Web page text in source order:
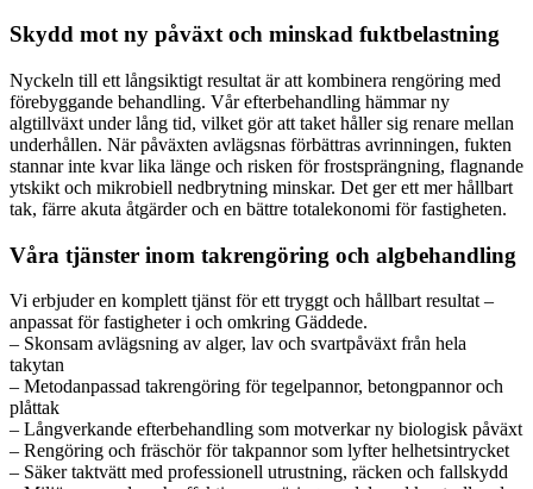
Skydd mot ny påväxt och minskad fuktbelastning
Nyckeln till ett långsiktigt resultat är att kombinera rengöring med
förebyggande behandling. Vår efterbehandling hämmar ny
algtillväxt under lång tid, vilket gör att taket håller sig renare mellan
underhållen. När påväxten avlägsnas förbättras avrinningen, fukten
stannar inte kvar lika länge och risken för frostsprängning, flagnande
ytskikt och mikrobiell nedbrytning minskar. Det ger ett mer hållbart
tak, färre akuta åtgärder och en bättre totalekonomi för fastigheten.
Våra tjänster inom takrengöring och algbehandling
Vi erbjuder en komplett tjänst för ett tryggt och hållbart resultat –
anpassat för fastigheter i och omkring Gäddede.
– Skonsam avlägsning av alger, lav och svartpåväxt från hela
takytan
– Metodanpassad takrengöring för tegelpannor, betongpannor och
plåttak
– Långverkande efterbehandling som motverkar ny biologisk påväxt
– Rengöring och fräschör för takpannor som lyfter helhetsintrycket
– Säker taktvätt med professionell utrustning, räcken och fallskydd